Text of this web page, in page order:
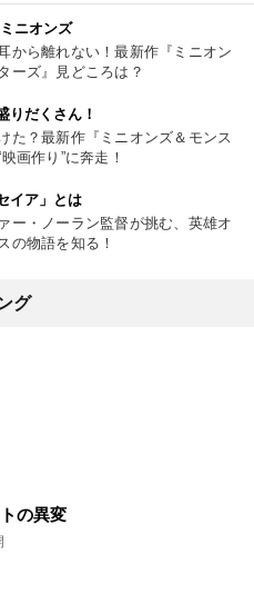
ニオンズ
から離れない！最新作『ミニオン
ーズ』見どころは？
りだくさん！
た？最新作『ミニオンズ＆モンス
画作り”に奔走！
イア」とは
ー・ノーラン監督が挑む、英雄オ
の物語を知る！
グ
の異変